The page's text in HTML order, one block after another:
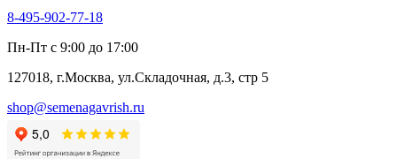
Алтей
Анис
Бессмертник
Валериана
Валерианелла
Гибискус лекарственный
Девясил
Душица
8-495-902-77-18
Пн-Пт с 9:00 до 17:00
127018, г.Москва, ул.Складочная, д.3, стр 5
shop@semenagavrish.ru